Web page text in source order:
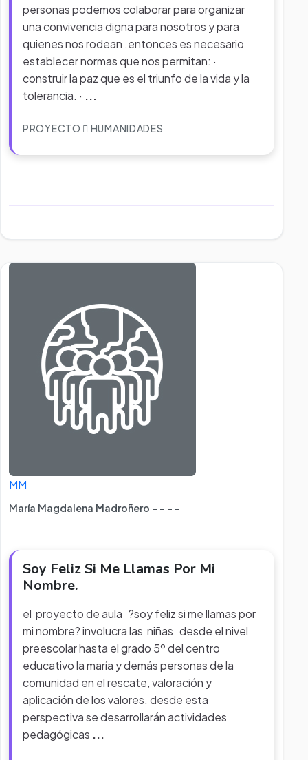
personas podemos colaborar para organizar
una convivencia digna para nosotros y para
quienes nos rodean .entonces es necesario
establecer normas que nos permitan: ·
construir la paz que es el triunfo de la vida y la
tolerancia. · ...
PROYECTO HUMANIDADES
MM
María Magdalena Madroñero - - - -
Soy Feliz Si Me Llamas Por Mi
Nombre.
el proyecto de aula ?soy feliz si me llamas por
mi nombre? involucra las niñas desde el nivel
preescolar hasta el grado 5º del centro
educativo la maría y demás personas de la
comunidad en el rescate, valoración y
aplicación de los valores. desde esta
perspectiva se desarrollarán actividades
pedagógicas ...